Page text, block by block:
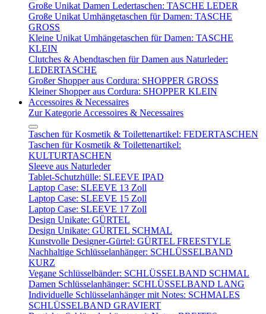
Große Unikat Damen Ledertaschen: TASCHE LEDER
Große Unikat Umhängetaschen für Damen: TASCHE
GROSS
Kleine Unikat Umhängetaschen für Damen: TASCHE
KLEIN
Clutches & Abendtaschen für Damen aus Naturleder:
LEDERTASCHE
Großer Shopper aus Cordura: SHOPPER GROSS
Kleiner Shopper aus Cordura: SHOPPER KLEIN
Accessoires & Necessaires
Zur Kategorie Accessoires & Necessaires
Taschen für Kosmetik & Toilettenartikel: FEDERTASCHEN
Taschen für Kosmetik & Toilettenartikel:
KULTURTASCHEN
Sleeve aus Naturleder
Tablet-Schutzhülle: SLEEVE IPAD
Laptop Case: SLEEVE 13 Zoll
Laptop Case: SLEEVE 15 Zoll
Laptop Case: SLEEVE 17 Zoll
Design Unikate: GÜRTEL
Design Unikate: GÜRTEL SCHMAL
Kunstvolle Designer-Gürtel: GÜRTEL FREESTYLE
Nachhaltige Schlüsselanhänger: SCHLÜSSELBAND
KURZ
Vegane Schlüsselbänder: SCHLÜSSELBAND SCHMAL
Damen Schlüsselanhänger: SCHLÜSSELBAND LANG
Individuelle Schlüsselanhänger mit Notes: SCHMALES
SCHLÜSSELBAND GRAVIERT